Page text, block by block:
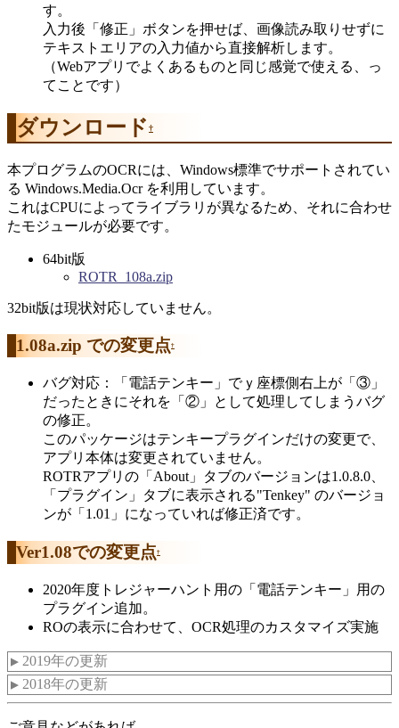
す。
入力後「修正」ボタンを押せば、画像読み取りせずに
テキストエリアの入力値から直接解析します。
（Webアプリでよくあるものと同じ感覚で使える、っ
てことです）
ダウンロード †
本プログラムのOCRには、Windows標準でサポートされてい
る Windows.Media.Ocr を利用しています。
これはCPUによってライブラリが異なるため、それに合わせ
たモジュールが必要です。
64bit版
ROTR_108a.zip
32bit版は現状対応していません。
1.08a.zip での変更点†
バグ対応：「電話テンキー」でｙ座標側右上が「③」
だったときにそれを「②」として処理してしまうバグ
の修正。
このパッケージはテンキープラグインだけの変更で、
アプリ本体は変更されていません。
ROTRアプリの「About」タブのバージョンは1.0.8.0、
「プラグイン」タブに表示される"Tenkey" のバージョ
ンが「1.01」になっていれば修正済です。
Ver1.08での変更点†
2020年度トレジャーハント用の「電話テンキー」用の
プラグイン追加。
ROの表示に合わせて、OCR処理のカスタマイズ実施
▼ 2019年の更新
▼ 2018年の更新